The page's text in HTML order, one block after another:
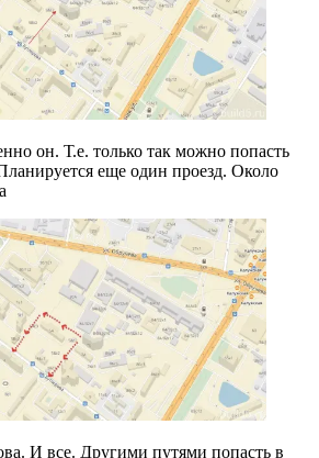
он. Т.е. только так можно попасть
еще один проезд. Около
И все. Другими путями попасть в